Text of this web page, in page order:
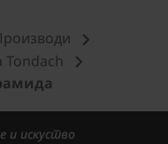
Tondach
и искуство